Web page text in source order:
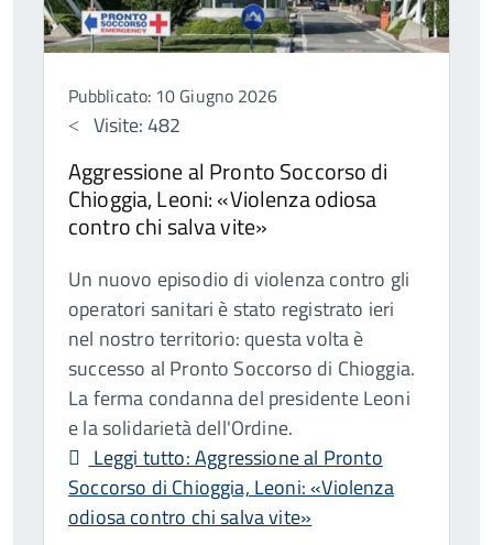
Pubblicato: 10 Giugno 2026
Visite: 482
Aggressione al Pronto Soccorso di
Chioggia, Leoni: «Violenza odiosa
contro chi salva vite»
Un nuovo episodio di violenza contro gli
operatori sanitari è stato registrato ieri
nel nostro territorio: questa volta è
successo al Pronto Soccorso di Chioggia.
La ferma condanna del presidente Leoni
e la solidarietà dell'Ordine.
Leggi tutto: Aggressione al Pronto
Soccorso di Chioggia, Leoni: «Violenza
odiosa contro chi salva vite»